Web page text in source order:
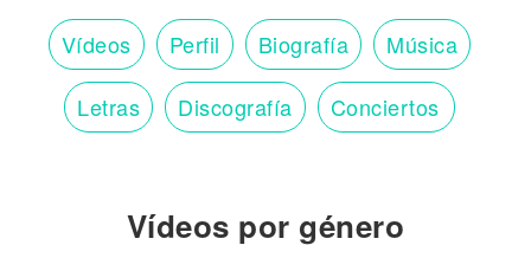
Vídeos Perfil Biografía Música
Letras Discografía Conciertos
Vídeos por género